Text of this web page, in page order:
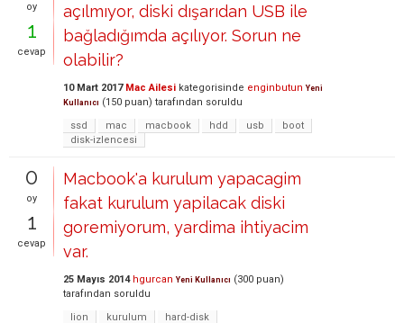
oy
1
cevap
açılmıyor, diski dışarıdan USB ile
bağladığımda açılıyor. Sorun ne
olabilir?
10 Mart 2017 Mac Ailesi kategorisinde enginbutun Yeni
Kullanıcı (150 puan) tarafından soruldu
ssd
mac macbook hdd usb
boot
disk-izlencesi
0
oy
1
cevap
Macbook'a kurulum yapacagim
fakat kurulum yapilacak diski
goremiyorum, yardima ihtiyacim
var.
25 Mayıs 2014 hgurcan Yeni Kullanıcı (300 puan)
tarafından soruldu
lion
kurulum hard-disk